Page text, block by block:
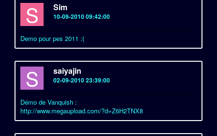
S Sim
10-09-2010 09:42:00
Demo pour pes 2011 :(
S saiyajin
02-09-2010 23:39:00
Démo de Vanquish :
http://www.megaupload.com/?d=Z6H2TNX8